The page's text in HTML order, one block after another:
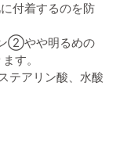
付着するのを防
②やや明るめの
す。
テアリン酸、水酸